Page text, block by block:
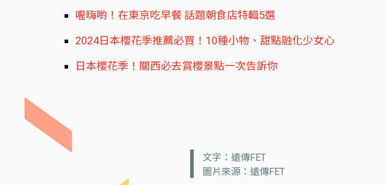
喔嗨喲！在東京吃早餐 話題朝食店特輯5選
2024日本櫻花季推薦必買！10種小物、甜點融化少女心
日本櫻花季！關西必去賞櫻景點一次告訴你
文字：遠傳FET
圖片來源：遠傳FET